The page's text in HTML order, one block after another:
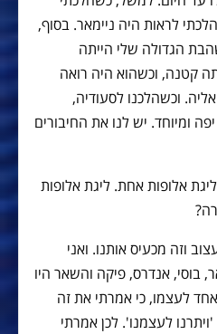
לראות היה ניימאר. בסוף,
הגדולה שלי הייתה
קטנה, וכשהוא היה רואה
וכשהלכנו לסעודיה,
ומיוחד. יש לנו את החיבורים
אלופות אחת. ליגת אלופות
וזה מכעיס אותנו. ואני
בוסי, אנדרס, פיקה והשאר היו
לעצמו, כי אמרתי את זה
לעצמנו'. לכן אמרתי